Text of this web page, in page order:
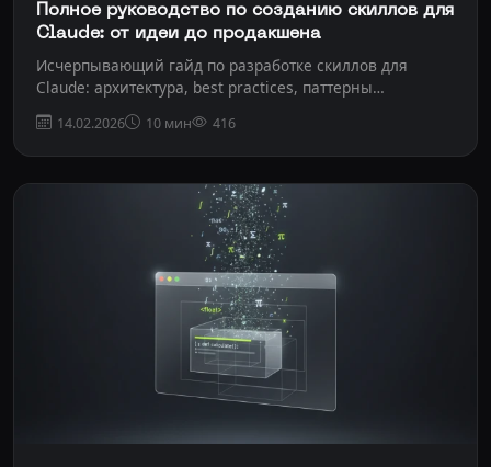
Полное руководство по созданию скиллов для
Claude: от идеи до продакшена
Исчерпывающий гайд по разработке скиллов для
Claude: архитектура, best practices, паттерны
14.02.2026 10 мин 416